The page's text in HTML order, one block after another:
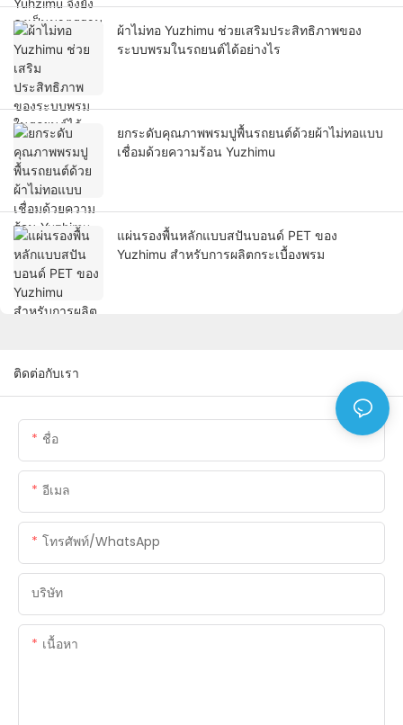
ผ้าไม่ทอ Yuzhimu ช่วยเสริมประสิทธิภาพของ
ระบบพรมในรถยนต์ได้อย่างไร
ยกระดับคุณภาพพรมปูพื้นรถยนต์ด้วยผ้าไม่ทอแบบ
เชื่อมด้วยความร้อน Yuzhimu
แผ่นรองพื้นหลักแบบสปันบอนด์ PET ของ
Yuzhimu สำหรับการผลิตกระเบื้องพรม
ติดต่อกับเรา
ชื่อ
อีเมล
โทรศัพท์/WhatsApp
บริษัท
เนื้อหา